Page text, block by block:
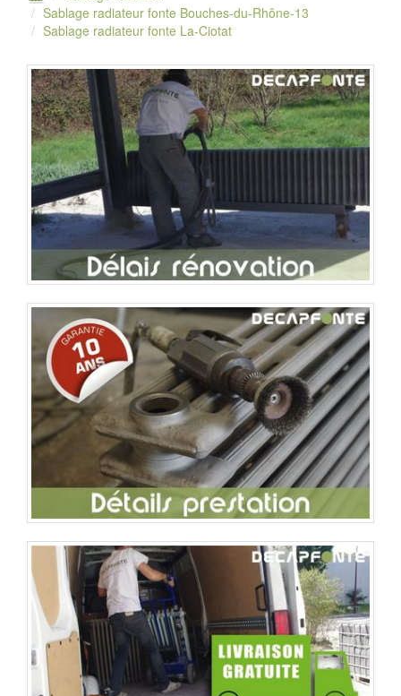
Sablage radiateur fonte Bouches-du-Rhône-13
Sablage radiateur fonte La-Ciotat